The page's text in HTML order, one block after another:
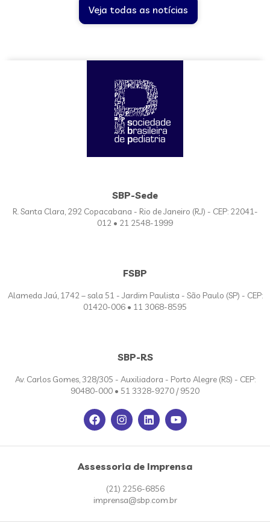
Veja todas as notícias
SBP-Sede
R. Santa Clara, 292 Copacabana - Rio de Janeiro (RJ) - CEP: 22041-
012 • 21 2548-1999
FSBP
Alameda Jaú, 1742 – sala 51 - Jardim Paulista - São Paulo (SP) - CEP:
01420-006 • 11 3068-8595
SBP-RS
Av. Carlos Gomes, 328/305 - Auxiliadora - Porto Alegre (RS) - CEP:
90480-000 • 51 3328-9270 / 9520
Assessoria de Imprensa
(21) 2256-6856
imprensa@sbp.com.br